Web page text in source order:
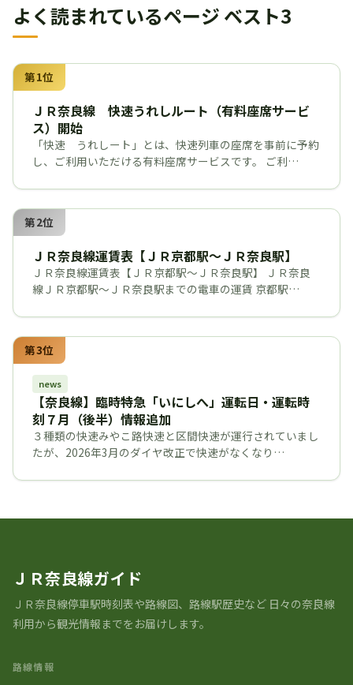
よく読まれているページ ベスト3
第1位
ＪＲ奈良線 快速うれしルート（有料座席サービ
ス）開始
「快速 うれしート」とは、快速列車の座席を事前に予約
し、ご利用いただける有料座席サービスです。 ご利…
第2位
ＪＲ奈良線運賃表【ＪＲ京都駅～ＪＲ奈良駅】
ＪＲ奈良線運賃表【ＪＲ京都駅～ＪＲ奈良駅】 ＪＲ奈良
線ＪＲ京都駅～ＪＲ奈良駅までの電車の運賃 京都駅…
第3位
news
【奈良線】臨時特急「いにしへ」運転日・運転時
刻７月（後半）情報追加
３種類の快速みやこ路快速と区間快速が運行されていまし
たが、2026年3月のダイヤ改正で快速がなくなり…
ＪＲ奈良線ガイド
ＪＲ奈良線停車駅時刻表や路線図、路線駅歴史など ⽇々の奈良線
利⽤から観光情報までをお届けします。
路線情報